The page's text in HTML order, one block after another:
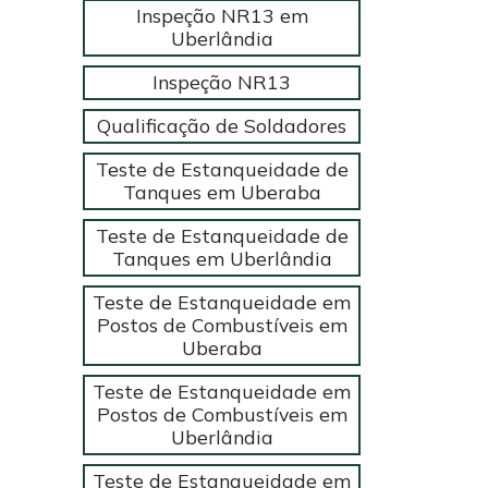
Inspeção NR13 em
Uberlândia
Inspeção NR13
Qualificação de Soldadores
Teste de Estanqueidade de
Tanques em Uberaba
Teste de Estanqueidade de
Tanques em Uberlândia
Teste de Estanqueidade em
Postos de Combustíveis em
Uberaba
Teste de Estanqueidade em
Postos de Combustíveis em
Uberlândia
Teste de Estanqueidade em